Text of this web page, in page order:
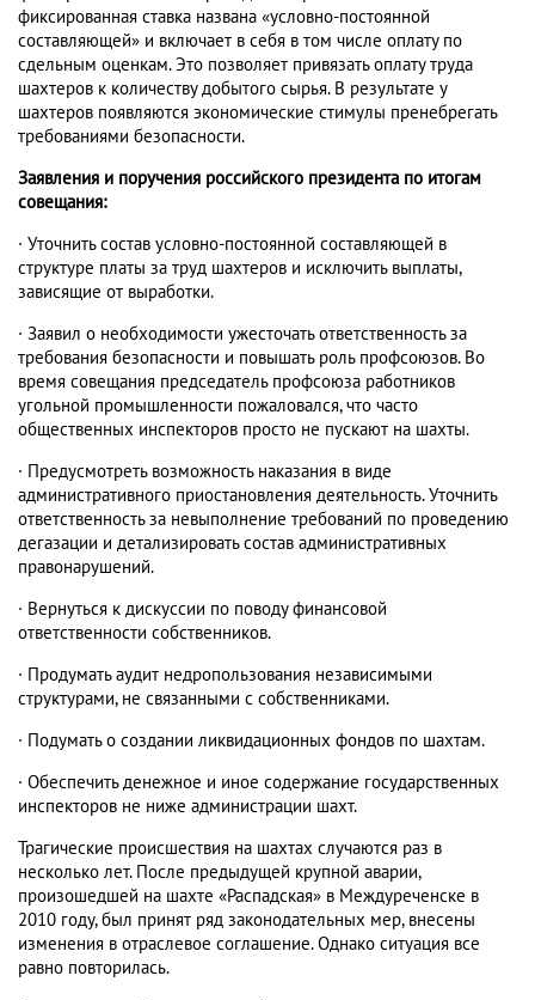
фиксированная ставка названа «условно-постоянной
составляющей» и включает в себя в том числе оплату по
сдельным оценкам. Это позволяет привязать оплату труда
шахтеров к количеству добытого сырья. В результате у
шахтеров появляются экономические стимулы пренебрегать
требованиями безопасности.
Заявления и поручения российского президента по итогам
совещания:
· Уточнить состав условно-постоянной составляющей в
структуре платы за труд шахтеров и исключить выплаты,
зависящие от выработки.
· Заявил о необходимости ужесточать ответственность за
требования безопасности и повышать роль профсоюзов. Во
время совещания председатель профсоюза работников
угольной промышленности пожаловался, что часто
общественных инспекторов просто не пускают на шахты.
· Предусмотреть возможность наказания в виде
административного приостановления деятельность. Уточнить
ответственность за невыполнение требований по проведению
дегазации и детализировать состав административных
правонарушений.
· Вернуться к дискуссии по поводу финансовой
ответственности собственников.
· Продумать аудит недропользования независимыми
структурами, не связанными с собственниками.
· Подумать о создании ликвидационных фондов по шахтам.
· Обеспечить денежное и иное содержание государственных
инспекторов не ниже администрации шахт.
Трагические происшествия на шахтах случаются раз в
несколько лет. После предыдущей крупной аварии,
произошедшей на шахте «Распадская» в Междуреченске в
2010 году, был принят ряд законодательных мер, внесены
изменения в отраслевое соглашение. Однако ситуация все
равно повторилась.